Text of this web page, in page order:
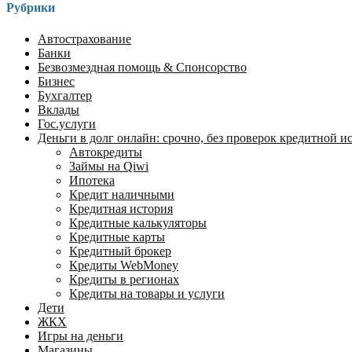
Рубрики
Автострахование
Банки
Безвозмездная помощь & Спонсорство
Бизнес
Бухгалтер
Вклады
Гос.услуги
Деньги в долг онлайн: срочно, без проверок кредитной
Автокредиты
Займы на Qiwi
Ипотека
Кредит наличными
Кредитная история
Кредитные калькуляторы
Кредитные карты
Кредитный брокер
Кредиты WebMoney
Кредиты в регионах
Кредиты на товары и услуги
Дети
ЖКХ
Игры на деньги